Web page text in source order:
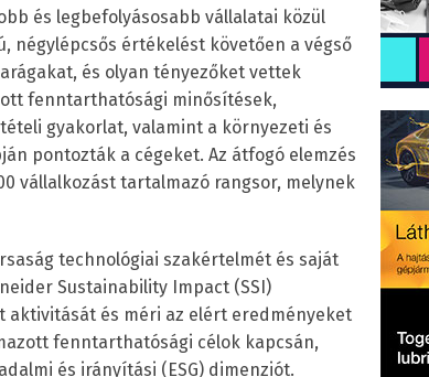
és legbefolyásosabb vállalatai közül
négylépcsős értékelést követően a végső
és olyan tényezőket vettek
fenntarthatósági minősítések,
gyakorlat, valamint a környezeti és
pontozták a cégeket. Az átfogó elemzés
vállalkozást tartalmazó rangsor, melynek
technológiai szakértelmét és saját
Sustainability Impact (SSI)
aktivitását és méri az elért eredményeket
fenntarthatósági célok kapcsán,
és irányítási (ESG) dimenziót.